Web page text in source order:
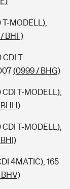
MODELL),
BHF)
T-
(0999 / BHG)
T-MODELL),
T-MODELL),
4MATIC), 165